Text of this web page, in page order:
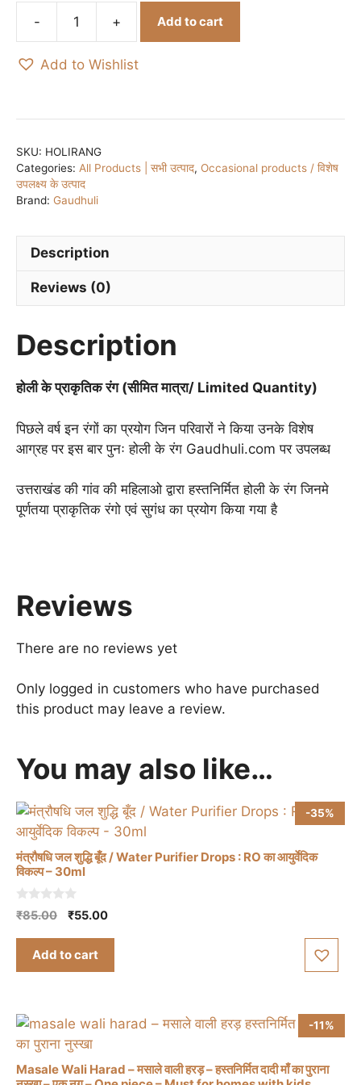
Handmade
Natural
महिलाओ
100%
-
200
pack
मात्रा/
Limited
quantity
Add to cart
Add to Wishlist
SKU: HOLIRANG
Categories: All Products | सभी उत्पाद, Occasional products / विशेष
उपलक्ष्य के उत्पाद
Brand: Gaudhuli
Description
Reviews (0)
Description
होली के प्राकृतिक रंग (सीमित मात्रा/ Limited Quantity)
पिछले वर्ष इन रंगों का प्रयोग जिन परिवारों ने किया उनके विशेष
आग्रह पर इस बार पुनः होली के रंग Gaudhuli.com पर उपलब्ध
उत्तराखंड की गांव की महिलाओ द्वारा हस्तनिर्मित होली के रंग जिनमे
पूर्णतया प्राकृतिक रंगो एवं सुगंध का प्रयोग किया गया है
Reviews
There are no reviews yet
Only logged in customers who have purchased
this product may leave a review.
You may also like…
-35%
मंत्रौषधि जल शुद्धि बूँद / Water Purifier Drops : RO का आयुर्वेदिक
विकल्प – 30ml
0
o
₹85.00
Original
was:
₹55.00Current
Add to cart
-11%
Masale Wali Harad – मसाले वाली हरड़ – हस्तनिर्मित दादी माँ का पुराना